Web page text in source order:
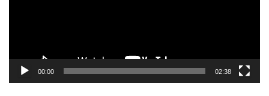
00:00 02:38